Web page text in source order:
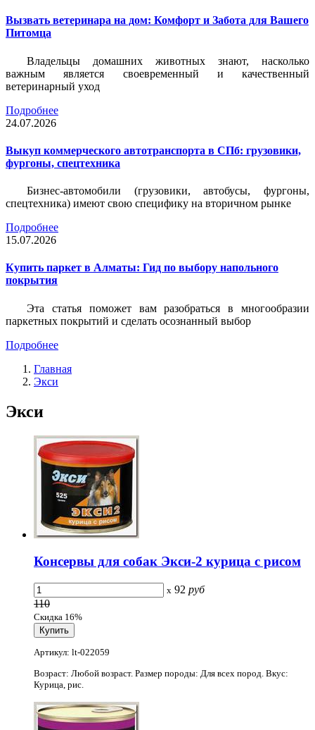
Вызвать ветеринара на дом: Комфорт и Забота для Вашего
Питомца
Владельцы домашних животных знают, насколько
важным является своевременный и качественный
ветеринарный уход
Подробнее
24.07.2026
Выкуп коммерческого автотранспорта в СПб: грузовики,
фургоны, спецтехника
Бизнес-автомобили (грузовики, автобусы, фургоны,
спецтехника) имеют свою специфику на вторичном рынке
Подробнее
15.07.2026
Купить паркет в Алматы: Гид по выбору напольного
покрытия
Эта статья поможет вам разобраться в многообразии
паркетных покрытий и сделать осознанный выбор
Подробнее
Главная
Экси
Экси
Консервы для собак Экси-2 курица с рисом
x 92 руб
110
Скидка 16%
Артикул: lt-022059
Возраст: Любой возраст. Размер породы: Для всех пород. Вкус:
Курица, рис.